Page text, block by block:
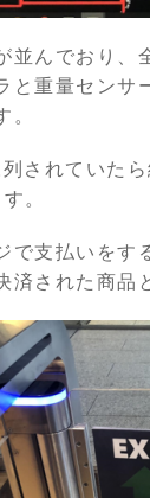
並んでおり
と重量センサ
。
されていた
。
で支払いをす
された商品